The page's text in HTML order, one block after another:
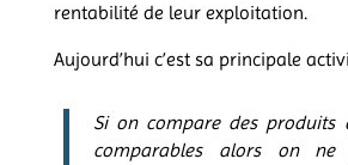
rentabilité de leur exploitation.
Aujourd’hui c’est sa principale
Si on compare des produits
comparables alors on ne